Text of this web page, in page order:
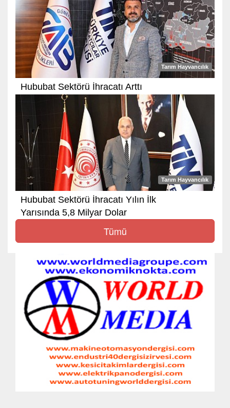
Tarım Hayvancılık
Hububat Sektörü İhracatı Arttı
Tarım Hayvancılık
Hububat Sektörü İhracatı Yılın İlk
Yarısında 5,8 Milyar Dolar
Tümü